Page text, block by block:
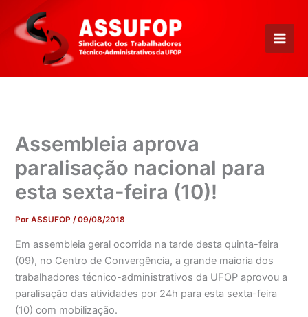
para
conteúdo
Assembleia aprova
paralisação nacional para
esta sexta-feira (10)!
PorASSUFOP/09/08/2018
Em assembleia geral ocorrida na tarde desta quinta-feira
(09), no Centro de Convergência, a grande maioria dos
trabalhadores técnico-administrativos da UFOP aprovou a
paralisação das atividades por 24h para esta sexta-feira
(10) com mobilização.